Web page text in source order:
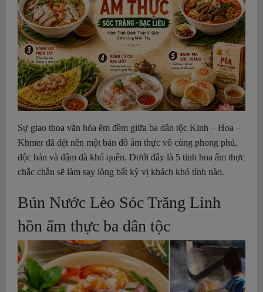
Sự giao thoa văn hóa êm đềm giữa ba dân tộc Kinh – Hoa –
Khmer đã dệt nên một bản đồ ẩm thực vô cùng phong phú,
độc bản và đậm đà khó quên. Dưới đây là 5 tinh hoa ẩm thực
chắc chắn sẽ làm say lòng bất kỳ vị khách khó tính nào.
Bún Nước Lèo Sóc Trăng Linh
hồn ẩm thực ba dân tộc